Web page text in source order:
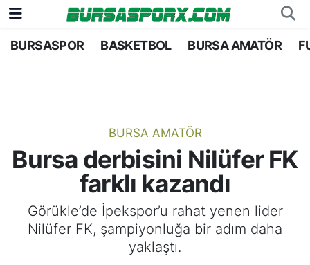
BURSASPOR BASKETBOL BURSA AMATÖR
BURSA AMATÖR
Bursa derbisini Nilüfer FK
farklı kazandı
Görükle’de İpekspor’u rahat yenen lider
Nilüfer FK, şampiyonluğa bir adım daha
yaklaştı.
Bursaspor
Bursa Amatör
Hentbol
Voleybol
Bursa Nöbetçi Eczaneler
Bursa Trafik Yoğunluk Haritası
TFF 1.Lig Puan Durumu ve Fikstür
Tüm Manşetler